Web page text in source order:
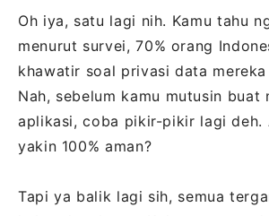
Oh iya, satu lagi nih. Kamu tahu
menurut survei, 70% orang
khawatir soal privasi data
Nah, sebelum kamu mutusin buat
aplikasi, coba pikir-pikir lagi deh.
yakin 100% aman?
Tapi ya balik lagi sih, semua